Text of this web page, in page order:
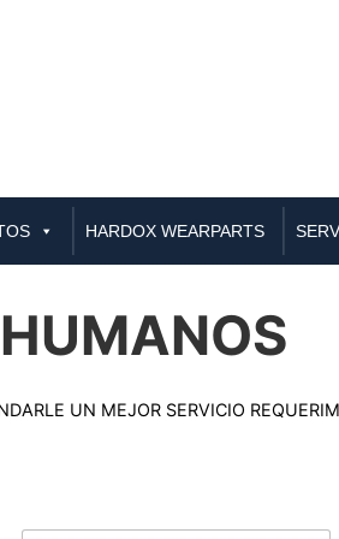
HARDOX WEARPARTS
UN MEJOR SERVICIO